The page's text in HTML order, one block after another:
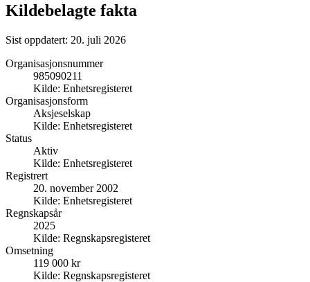
Kildebelagte fakta
Sist oppdatert: 20. juli 2026
Organisasjonsnummer
985090211
Kilde: Enhetsregisteret
Organisasjonsform
Aksjeselskap
Kilde: Enhetsregisteret
Status
Aktiv
Kilde: Enhetsregisteret
Registrert
20. november 2002
Kilde: Enhetsregisteret
Regnskapsår
2025
Kilde: Regnskapsregisteret
Omsetning
119 000 kr
Kilde: Regnskapsregisteret